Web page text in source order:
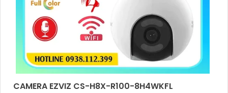
CAMERA EZVIZ CS-H8X-R100-8H4WKFL